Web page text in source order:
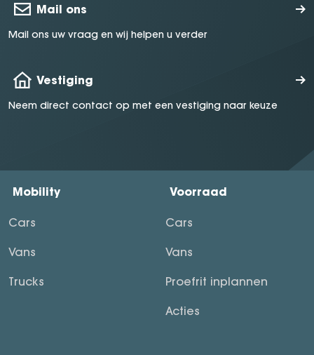
Mail ons
Mail ons uw vraag en wij helpen u verder
Vestiging
Neem direct contact op met een vestiging naar keuze
Mobility
Cars
Vans
Trucks
Voorraad
Cars
Vans
Proefrit inplannen
Acties